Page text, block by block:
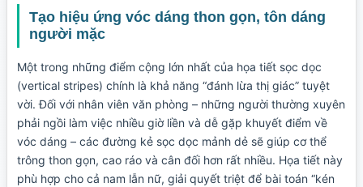
Tạo hiệu ứng vóc dáng thon gọn, tôn dáng
người mặc
Một trong những điểm cộng lớn nhất của họa tiết sọc dọc
(vertical stripes) chính là khả năng “đánh lừa thị giác” tuyệt
vời. Đối với nhân viên văn phòng – những người thường xuyên
phải ngồi làm việc nhiều giờ liền và dễ gặp khuyết điểm về
vóc dáng – các đường kẻ sọc dọc mảnh dẻ sẽ giúp cơ thể
trông thon gọn, cao ráo và cân đối hơn rất nhiều. Họa tiết này
phù hợp cho cả nam lẫn nữ, giải quyết triệt để bài toán “kén